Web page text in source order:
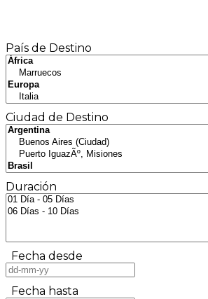
País de Destino
Ciudad de Destino
Duración
Fecha desde
Fecha hasta